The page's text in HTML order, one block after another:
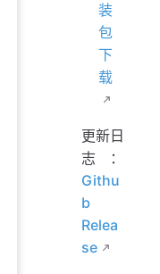
装
包
下
载
更新日
志：
Githu
b
Relea
se